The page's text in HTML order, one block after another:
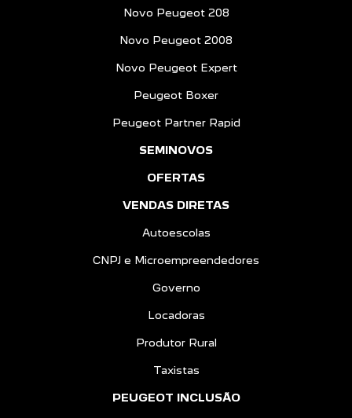
Novo Peugeot 208
Novo Peugeot 2008
Novo Peugeot Expert
Peugeot Boxer
Peugeot Partner Rapid
SEMINOVOS
OFERTAS
VENDAS DIRETAS
Autoescolas
CNPJ e Microempreendedores
Governo
Locadoras
Produtor Rural
Taxistas
PEUGEOT INCLUSÃO